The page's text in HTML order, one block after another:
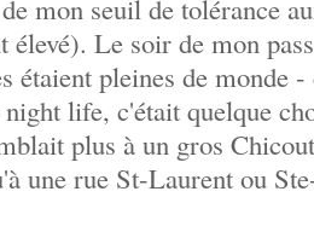
mon seuil de tolérance
élevé). Le soir de mon
étaient pleines de monde
life, c'était quelque
plus à un gros
une rue St-Laurent ou